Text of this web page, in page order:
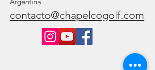
contacto@chapelcogolf.com